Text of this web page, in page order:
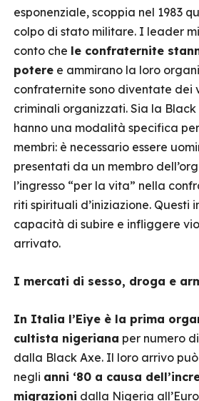
esponenziale, scoppia nel 1983
colpo di stato militare. I leader
conto che le confraternite
potere e ammirano la loro
confraternite sono diventate dei
criminali organizzati. Sia la Black
hanno una modalità specifica
membri: è necessario essere
presentati da un membro
l’ingresso “per la vita” nella
riti spirituali d’iniziazione. Questi
capacità di subire e infliggere
arrivato.
I mercati di sesso, droga e
In Italia l’Eiye è la prima
cultista nigeriana per numero
dalla Black Axe. Il loro arrivo
negli anni ‘80 a causa
migrazioni dalla Nigeria